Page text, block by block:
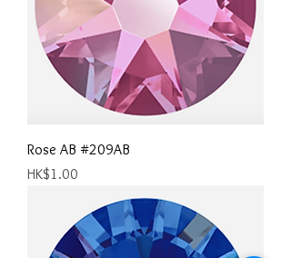
Rose AB #209AB
價格
HK$1.00